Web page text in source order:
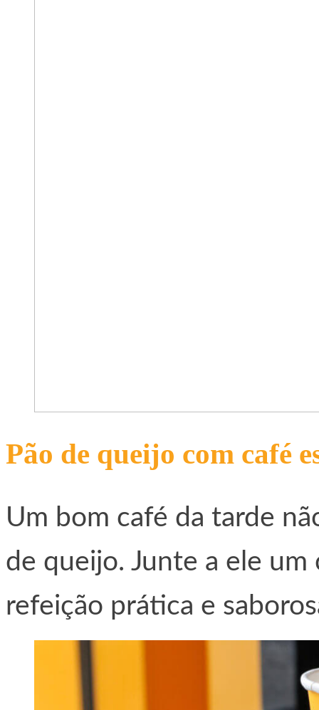
Pão de queijo com café
Um bom café da tarde
de queijo. Junte a ele
refeição prática e